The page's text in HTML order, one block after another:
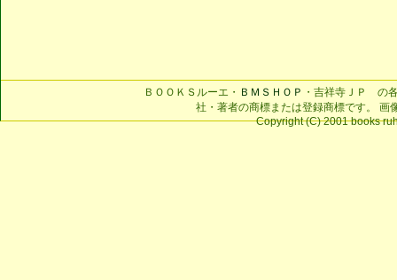
ＢＯＯＫＳルーエ・ ＢＭＳＨＯＰ ・吉祥寺ＪＰ の
社・著者の商標または登録商標です。 画
Copyright (C) 2001 books